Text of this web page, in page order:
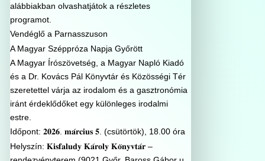
alábbiakban olvashatjátok a részletes
programot.
Vendéglő a Parnasszuson
A Magyar Széppróza Napja Győrött
A Magyar Írószövetség, a Magyar Napló Kiadó
és a Dr. Kovács Pál Könyvtár és Közösségi Tér
szeretettel várja az irodalom és a gasztronómia
iránt érdeklődőket egy különleges irodalmi
estre.
Időpont: 𝟐𝟎𝟐𝟔. 𝐦𝐚́𝐫𝐜𝐢𝐮𝐬 𝟓. (csütörtök), 18.00 óra
Helyszín: 𝐊𝐢𝐬𝐟𝐚𝐥𝐮𝐝𝐲 𝐊𝐚́𝐫𝐨𝐥𝐲 𝐊𝐨̈𝐧𝐲𝐯𝐭𝐚́𝐫 –